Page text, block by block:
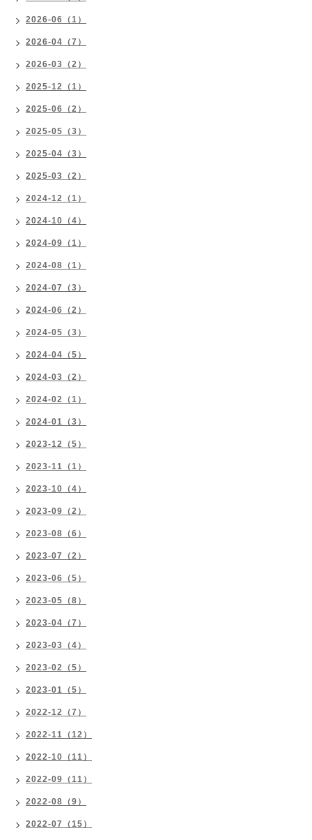
2026-06（1）
2026-04（7）
2026-03（2）
2025-12（1）
2025-06（2）
2025-05（3）
2025-04（3）
2025-03（2）
2024-12（1）
2024-10（4）
2024-09（1）
2024-08（1）
2024-07（3）
2024-06（2）
2024-05（3）
2024-04（5）
2024-03（2）
2024-02（1）
2024-01（3）
2023-12（5）
2023-11（1）
2023-10（4）
2023-09（2）
2023-08（6）
2023-07（2）
2023-06（5）
2023-05（8）
2023-04（7）
2023-03（4）
2023-02（5）
2023-01（5）
2022-12（7）
2022-11（12）
2022-10（11）
2022-09（11）
2022-08（9）
2022-07（15）